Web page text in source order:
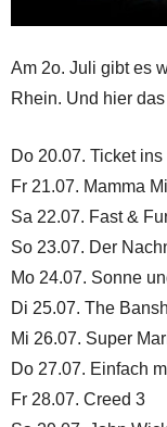
Am 2o. Juli gibt es
Rhein. Und hier
Do 20.07. Ticket
Fr 21.07. Mamma
Sa 22.07. Fast &
So 23.07. Der
Mo 24.07. Sonne
Di 25.07. The
Mi 26.07. Super
Do 27.07. Einfach
Fr 28.07. Creed 3